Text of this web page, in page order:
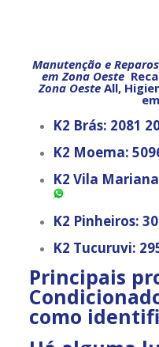
Manutenção e
em Zona Oeste
Zona OesteAll,
K2 Brás: 2081
K2 Moema:
K2 Vila
K2 Pinheiros:
K2 Tucuruvi:
Principais
como